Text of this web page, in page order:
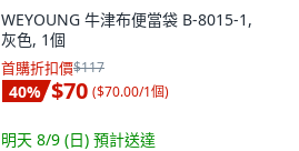
WEYOUNG 牛津布便當袋 B-8015-1,
灰色, 1個
首購折扣價$117
40% $70 ($70.00/1個)
明天 8/9 (日) 預計送達